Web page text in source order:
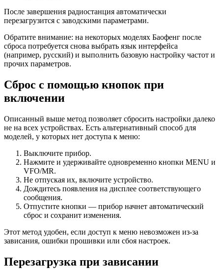
После завершения радиостанция автоматически
перезагрузится с заводскими параметрами.
Обратите внимание: на некоторых моделях Баофенг после
сброса потребуется снова выбрать язык интерфейса
(например, русский) и выполнить базовую настройку частот и
прочих параметров.
Сброс с помощью кнопок при
включении
Описанный выше метод позволяет сбросить настройки далеко
не на всех устройствах. Есть альтернативный способ для
моделей, у которых нет доступа к меню:
Выключите прибор.
Нажмите и удерживайте одновременно кнопки MENU и
VFO/MR.
Не отпуская их, включите устройство.
Дождитесь появления на дисплее соответствующего
сообщения.
Отпустите кнопки — прибор начнет автоматический
сброс и сохранит изменения.
Этот метод удобен, если доступ к меню невозможен из-за
зависания, ошибки прошивки или сбоя настроек.
Перезагрузка при зависании